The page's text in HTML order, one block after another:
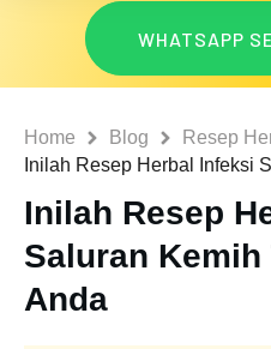
WHATSAPP
Home Blog
Resep
Inilah Resep
Saluran
Anda